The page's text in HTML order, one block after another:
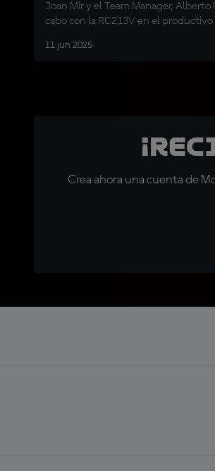
Joan Mir y el Team Manager, Alberto
cabo con la RC213V en el
11 jun 2025
Crea ahora una cuenta de